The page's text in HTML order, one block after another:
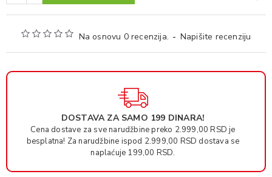
Na osnovu 0 recenzija. - Napišite recenziju
DOSTAVA ZA SAMO 199 DINARA!
Cena dostave za sve narudžbine preko 2.999,00 RSD je
besplatna! Za narudžbine ispod 2.999,00 RSD dostava se
naplaćuje 199,00 RSD.